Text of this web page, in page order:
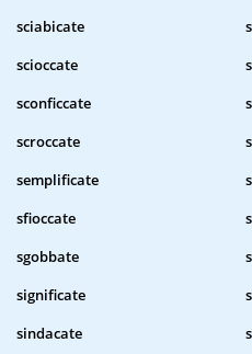
sciabicate
scioccate
sconficcate
scroccate
semplificate
sfioccate
sgobbate
significate
sindacate